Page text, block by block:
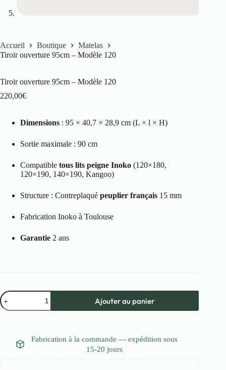
Accueil Boutique
Matelas
Tiroir ouverture 95cm – Modèle 120
Tiroir ouverture 95cm – Modèle 120
220,00€
Dimensions : 95 × 40,7 × 28,9 cm (L × l × H)
Sortie maximale : 90 cm
Compatible tous lits peigne Inoko (120×180,
120×190, 140×190, Kangoo)
Structure : Contreplaqué peuplier français 15 mm
Fabrication Inoko à Toulouse
Garantie 2 ans
quantité
de
Tiroir
Modèle
Ajouter au panier
Fabrication à la commande — expédition sous
15-20 jours